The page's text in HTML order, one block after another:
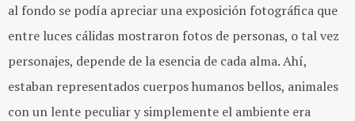
al fondo se podía apreciar una exposición fotográfica que
entre luces cálidas mostraron fotos de personas, o tal vez
personajes, depende de la esencia de cada alma. Ahí,
estaban representados cuerpos humanos bellos, animales
con un lente peculiar y simplemente el ambiente era